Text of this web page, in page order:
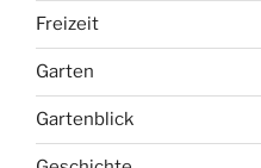
Freizeit
Garten
Gartenblick